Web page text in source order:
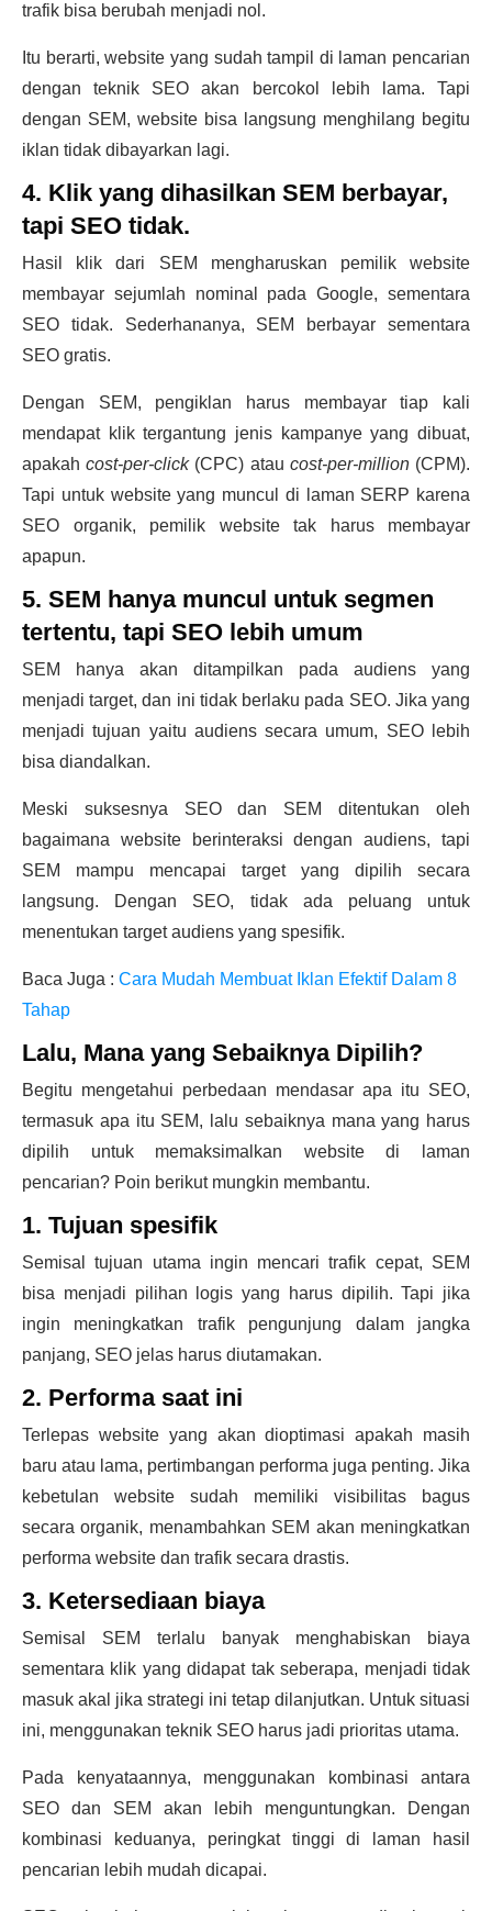
trafik bisa berubah menjadi nol.
Itu berarti, website yang sudah tampil di laman pencarian
dengan teknik SEO akan bercokol lebih lama. Tapi
dengan SEM, website bisa langsung menghilang begitu
iklan tidak dibayarkan lagi.
4. Klik yang dihasilkan SEM berbayar,
tapi SEO tidak.
Hasil klik dari SEM mengharuskan pemilik website
membayar sejumlah nominal pada Google, sementara
SEO tidak. Sederhananya, SEM berbayar sementara
SEO gratis.
Dengan SEM, pengiklan harus membayar tiap kali
mendapat klik tergantung jenis kampanye yang dibuat,
apakahcost-per-click(CPC) atau cost-per-million(CPM).
Tapi untuk website yang muncul di laman SERP karena
SEO organik, pemilik website tak harus membayar
apapun.
5. SEM hanya muncul untuk segmen
tertentu, tapi SEO lebih umum
SEM hanya akan ditampilkan pada audiens yang
menjadi target, dan ini tidak berlaku pada SEO. Jika yang
menjadi tujuan yaitu audiens secara umum, SEO lebih
bisa diandalkan.
Meski suksesnya SEO dan SEM ditentukan oleh
bagaimana website berinteraksi dengan audiens, tapi
SEM mampu mencapai target yang dipilih secara
langsung. Dengan SEO, tidak ada peluang untuk
menentukan target audiens yang spesifik.
Baca Juga : Cara Mudah Membuat Iklan Efektif Dalam 8
Tahap
Lalu, Mana yang Sebaiknya Dipilih?
Begitu mengetahui perbedaan mendasar apa itu SEO,
termasuk apa itu SEM, lalu sebaiknya mana yang harus
dipilih untuk memaksimalkan website di laman
pencarian? Poin berikut mungkin membantu.
1. Tujuan spesifik
Semisal tujuan utama ingin mencari trafik cepat, SEM
bisa menjadi pilihan logis yang harus dipilih. Tapi jika
ingin meningkatkan trafik pengunjung dalam jangka
panjang, SEO jelas harus diutamakan.
2. Performa saat ini
Terlepas website yang akan dioptimasi apakah masih
baru atau lama, pertimbangan performa juga penting. Jika
kebetulan website sudah memiliki visibilitas bagus
secara organik, menambahkan SEM akan meningkatkan
performa website dan trafik secara drastis.
3. Ketersediaan biaya
Semisal SEM terlalu banyak menghabiskan biaya
sementara klik yang didapat tak seberapa, menjadi tidak
masuk akal jika strategi ini tetap dilanjutkan. Untuk situasi
ini, menggunakan teknik SEO harus jadi prioritas utama.
Pada kenyataannya, menggunakan kombinasi antara
SEO dan SEM akan lebih menguntungkan. Dengan
kombinasi keduanya, peringkat tinggi di laman hasil
pencarian lebih mudah dicapai.